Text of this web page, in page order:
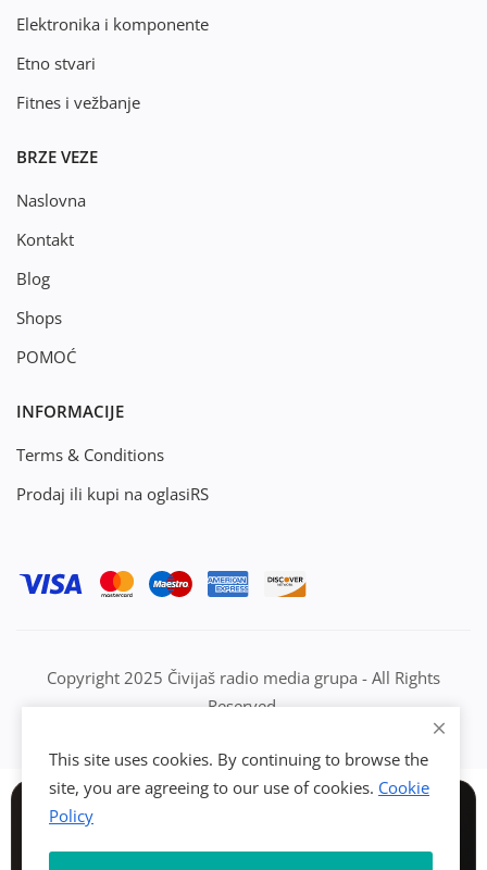
Elektronika i komponente
Etno stvari
Fitnes i vežbanje
BRZE VEZE
Naslovna
Kontakt
Blog
Shops
POMOĆ
INFORMACIJE
Terms & Conditions
Prodaj ili kupi na oglasiRS
Copyright 2025 Čivijaš radio media grupa - All Rights
Reserved.
This site uses cookies. By continuing to browse the
site, you are agreeing to our use of cookies. Cookie
Policy